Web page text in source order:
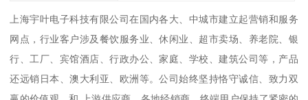
上海宇叶电子科技有限公司在国内各大、中城市建立起营销和服务
网点，行业客户涉及餐饮服务业、休闲业、超市卖场、养老院、银
行、工厂、宾馆酒店、行政办公、家庭、学校、建筑公司等，产品
还远销日本、澳大利亚、欧洲等。公司始终坚持恪守诚信、致力双